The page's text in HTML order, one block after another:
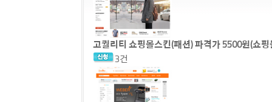
고퀄리티 쇼핑몰스킨(패션) 파격가 5500원(쇼
3건